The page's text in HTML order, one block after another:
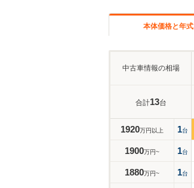
本体価格と年式
中古車情報の相場
合計13台
1920万円以上 1台
1900万円~ 1台
1880万円~ 1台